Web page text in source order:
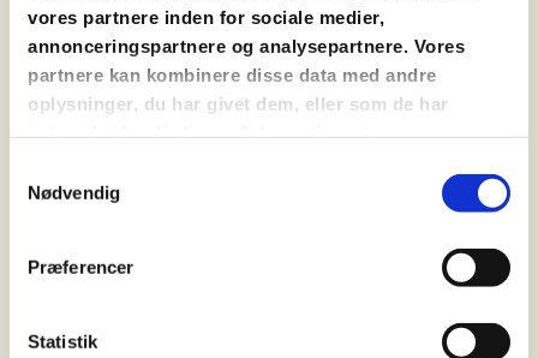
vores partnere inden for sociale medier,
annonceringspartnere og analysepartnere. Vores
partnere kan kombinere disse data med andre
oplysninger, du har givet dem, eller som de har
Nødvendig
Præferencer
Statistik
IKKE DEN PÅ DÅSE
MAKREL I TOMAT
kulmule, sej eller lange
2 fed hvidløg
1 tsk sukker